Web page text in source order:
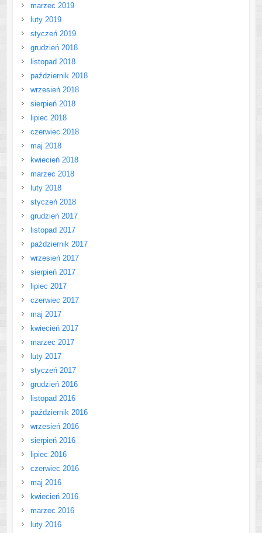
marzec 2019
luty 2019
styczeń 2019
grudzień 2018
listopad 2018
październik 2018
wrzesień 2018
sierpień 2018
lipiec 2018
czerwiec 2018
maj 2018
kwiecień 2018
marzec 2018
luty 2018
styczeń 2018
grudzień 2017
listopad 2017
październik 2017
wrzesień 2017
sierpień 2017
lipiec 2017
czerwiec 2017
maj 2017
kwiecień 2017
marzec 2017
luty 2017
styczeń 2017
grudzień 2016
listopad 2016
październik 2016
wrzesień 2016
sierpień 2016
lipiec 2016
czerwiec 2016
maj 2016
kwiecień 2016
marzec 2016
luty 2016